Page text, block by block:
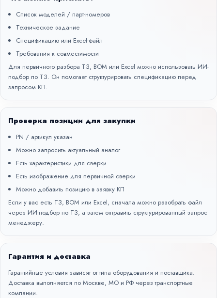
Список моделей / парт-номеров
Техническое задание
Спецификацию или Excel-файл
Требования к совместимости
Для первичного разбора ТЗ, BOM или Excel можно использовать ИИ-
подбор по ТЗ. Он помогает структурировать спецификацию перед
запросом КП.
Проверка позиции для закупки
PN / артикул указан
Можно запросить актуальный аналог
Есть характеристики для сверки
Есть изображение для первичной сверки
Можно добавить позицию в заявку КП
Если у вас есть ТЗ, BOM или Excel, сначала можно разобрать файл
через ИИ-подбор по ТЗ, а затем отправить структурированный запрос
менеджеру.
Гарантия и доставка
Гарантийные условия зависят от типа оборудования и поставщика.
Доставка выполняется по Москве, МО и РФ через транспортные
компании.